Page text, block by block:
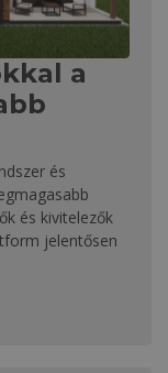
a
és
és kivitelezők
jelentősen